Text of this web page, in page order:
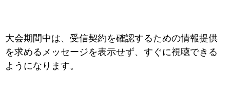
大会期間中は、受信契約を確認するための情報提供
を求めるメッセージを表示せず、すぐに視聴できる
ようになります。